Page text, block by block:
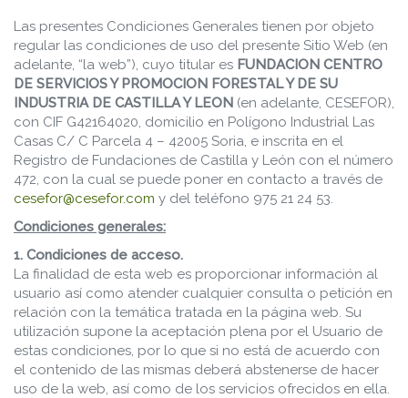
Las presentes Condiciones Generales tienen por objeto
regular las condiciones de uso del presente Sitio Web (en
adelante, “la web”), cuyo titular es FUNDACION CENTRO
DE SERVICIOS Y PROMOCION FORESTAL Y DE SU
INDUSTRIA DE CASTILLA Y LEON (en adelante, CESEFOR),
con CIF G42164020, domicilio en Polígono Industrial Las
Casas C/ C Parcela 4 – 42005 Soria, e inscrita en el
Registro de Fundaciones de Castilla y León con el número
472, con la cual se puede poner en contacto a través de
cesefor@cesefor.com y del teléfono 975 21 24 53.
Condiciones generales:
1. Condiciones de acceso.
La finalidad de esta web es proporcionar información al
usuario así como atender cualquier consulta o petición en
relación con la temática tratada en la página web. Su
utilización supone la aceptación plena por el Usuario de
estas condiciones, por lo que si no está de acuerdo con
el contenido de las mismas deberá abstenerse de hacer
uso de la web, así como de los servicios ofrecidos en ella.